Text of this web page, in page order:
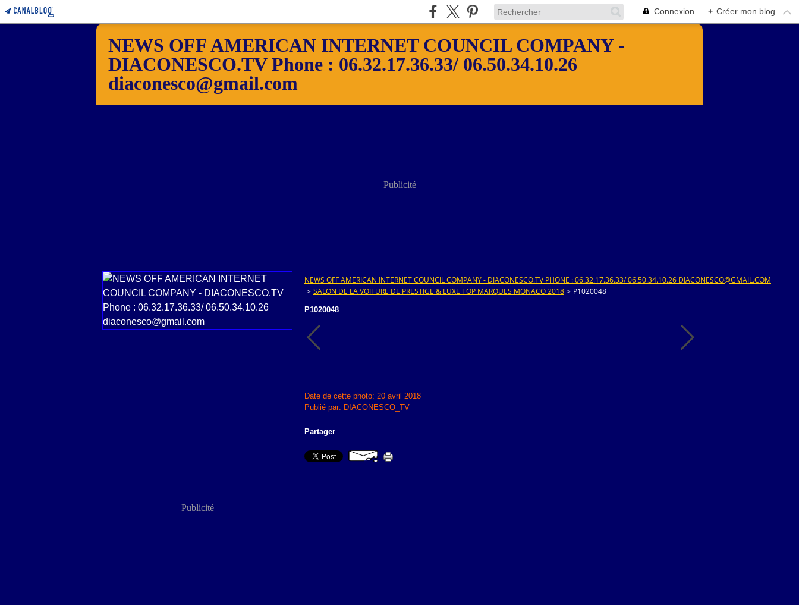
Connexion + Créer mon blog
NEWS OFF AMERICAN INTERNET COUNCIL COMPANY -
DIACONESCO.TV Phone : 06.32.17.36.33/ 06.50.34.10.26
diaconesco@gmail.com
Publicité
Publicité
NEWS OFF AMERICAN INTERNET COUNCIL COMPANY - DIACONESCO.TV PHONE : 06.32.17.36.33/ 06.50.34.10.26 DIACONESCO@GMAIL.COM
> SALON DE LA VOITURE DE PRESTIGE & LUXE TOP MARQUES MONACO 2018 > P1020048
P1020048
Date de cette photo: 20 avril 2018
Publié par: DIACONESCO_TV
Partager